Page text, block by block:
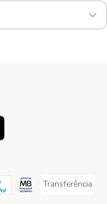
Method
Payment Method
Multibanco Payment
Transferência
Transferência